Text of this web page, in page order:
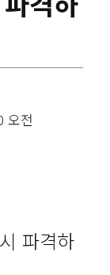
오전
파격하